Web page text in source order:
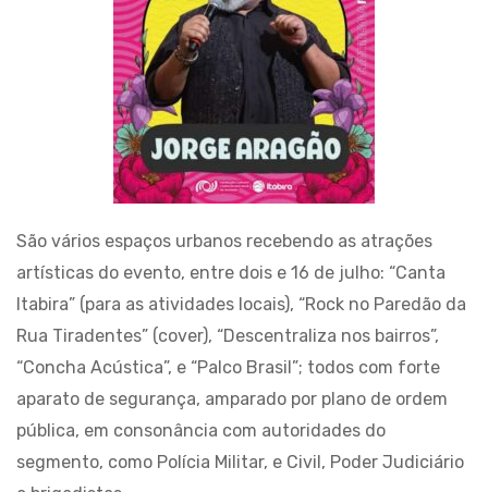
São vários espaços urbanos recebendo as atrações
artísticas do evento, entre dois e 16 de julho: “Canta
Itabira” (para as atividades locais), “Rock no Paredão da
Rua Tiradentes” (cover), “Descentraliza nos bairros”,
“Concha Acústica”, e “Palco Brasil”; todos com forte
aparato de segurança, amparado por plano de ordem
pública, em consonância com autoridades do
segmento, como Polícia Militar, e Civil, Poder Judiciário